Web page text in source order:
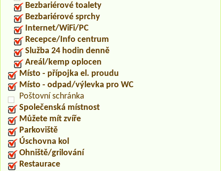
Bezbariérové toalety
Bezbariérové sprchy
Internet/WiFi/PC
Recepce/Info centrum
Služba 24 hodin denně
Areál/kemp oplocen
Místo - přípojka el. proudu
Místo - odpad/výlevka pro WC
Poštovní schránka
Společenská místnost
Můžete mít zvíře
Parkoviště
Úschovna kol
Ohniště/grilování
Restaurace